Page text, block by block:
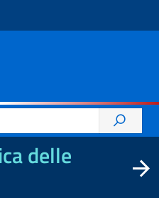
delle